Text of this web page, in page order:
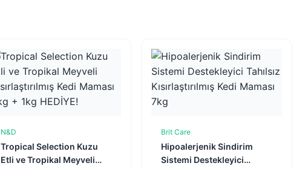
N&D
Tropical Selection Kuzu
Etli ve Tropikal Meyveli
Brit Care
Hipoalerjenik Sindirim
Sistemi Destekleyici